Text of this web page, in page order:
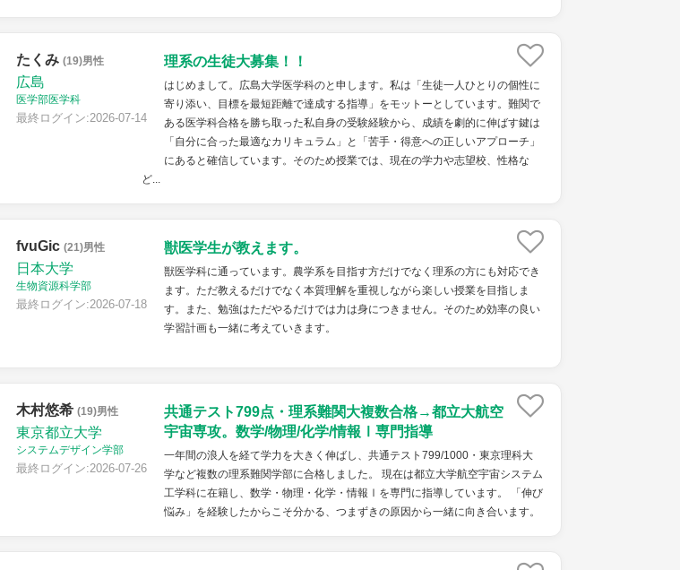
たくみ (19)男性
広島
医学部医学科
最終ログイン:2026-07-14
理系の生徒大募集！！
はじめまして。広島大学医学科のと申します。私は「生徒一人ひとりの個性に
寄り添い、目標を最短距離で達成する指導」をモットーとしています。難関で
ある医学科合格を勝ち取った私自身の受験経験から、成績を劇的に伸ばす鍵は
「自分に合った最適なカリキュラム」と「苦手・得意への正しいアプローチ」
にあると確信しています。そのため授業では、現在の学力や志望校、性格な
ど...
fvuGic (21)男性
日本大学
生物資源科学部
最終ログイン:2026-07-18
獣医学生が教えます。
獣医学科に通っています。農学系を目指す方だけでなく理系の方にも対応でき
ます。ただ教えるだけでなく本質理解を重視しながら楽しい授業を目指しま
す。また、勉強はただやるだけでは力は身につきません。そのため効率の良い
学習計画も一緒に考えていきます。
木村悠希 (19)男性
東京都立大学
システムデザイン学部
最終ログイン:2026-07-26
共通テスト799点・理系難関大複数合格→都立大航空
宇宙専攻。数学/物理/化学/情報Ⅰ専門指導
一年間の浪人を経て学力を大きく伸ばし、共通テスト799/1000・東京理科大
学など複数の理系難関学部に合格しました。 現在は都立大学航空宇宙システム
工学科に在籍し、数学・物理・化学・情報Ⅰを専門に指導しています。 「伸び
悩み」を経験したからこそ分かる、つまずきの原因から一緒に向き合います。